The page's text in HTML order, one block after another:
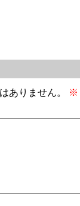
ありません。 ※